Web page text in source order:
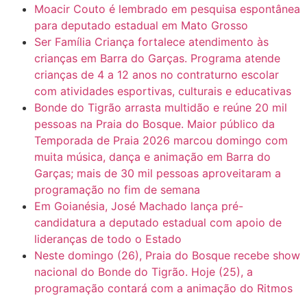
Moacir Couto é lembrado em pesquisa espontânea
para deputado estadual em Mato Grosso
Ser Família Criança fortalece atendimento às
crianças em Barra do Garças. Programa atende
crianças de 4 a 12 anos no contraturno escolar
com atividades esportivas, culturais e educativas
Bonde do Tigrão arrasta multidão e reúne 20 mil
pessoas na Praia do Bosque. Maior público da
Temporada de Praia 2026 marcou domingo com
muita música, dança e animação em Barra do
Garças; mais de 30 mil pessoas aproveitaram a
programação no fim de semana
Em Goianésia, José Machado lança pré-
candidatura a deputado estadual com apoio de
lideranças de todo o Estado
Neste domingo (26), Praia do Bosque recebe show
nacional do Bonde do Tigrão. Hoje (25), a
programação contará com a animação do Ritmos